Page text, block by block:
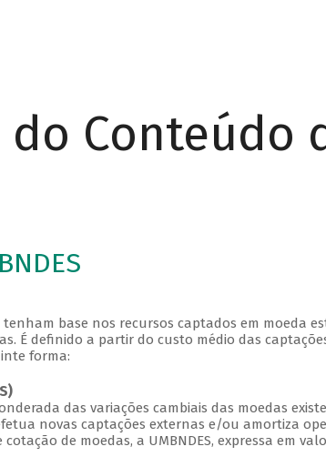
Conteúdo
base nos recursos captados em moeda
É definido a partir do custo médio das
forma:
das variações cambiais das moedas
novas captações externas e/ou amortiza
de moedas, a UMBNDES, expressa em